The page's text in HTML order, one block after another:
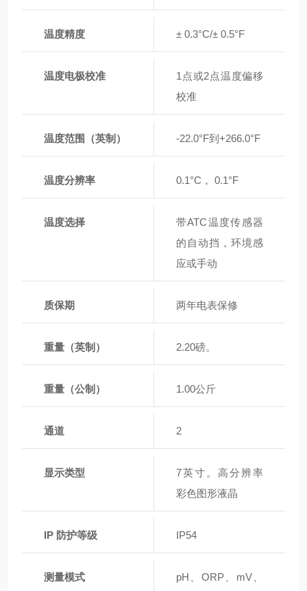
温度精度 ± 0.3°C/± 0.5°F
温度电极校准
1点或2点温度偏移
校准
温度范围（英制） -22.0°F到+266.0°F
温度分辨率 0.1°C， 0.1°F
温度选择
带ATC温度传感器
的自动挡，环境感
应或手动
质保期 两年电表保修
重量（英制） 2.20磅。
重量（公制） 1.00公斤
通道 2
显示类型
7英寸。高分辨率
彩色图形液晶
IP 防护等级 IP54
测量模式
pH、ORP、mV、